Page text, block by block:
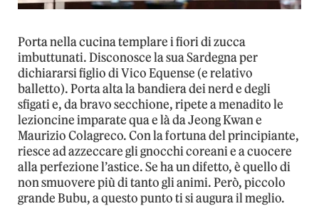
Porta nella cucina templare i fiori di zucca
imbuttunati. Disconosce la sua Sardegna per
dichiararsi figlio di Vico Equense (e relativo
balletto). Porta alta la bandiera dei nerd e degli
sfigati e, da bravo secchione, ripete a menadito le
lezioncine imparate qua e là da Jeong Kwan e
Maurizio Colagreco. Con la fortuna del principiante,
riesce ad azzeccare gli gnocchi coreani e a cuocere
alla perfezione l’astice. Se ha un difetto, è quello di
non smuovere più di tanto gli animi. Però, piccolo
grande Bubu, a questo punto ti si augura il meglio.